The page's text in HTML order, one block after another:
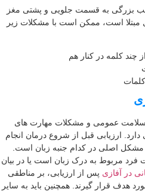
بزرگی به قسمت جلویی و پشتی مغز
است، ممکن است با مشکلات زیر
چند کلمه در کنار هم
عمومی و مشکلات مهارت های
ارزیابی قبل از شروع درمان انجام
اصلی در کدام جنبه زبان است.
مربوط به درک زبان است یا در بیان
در آفازی پس از ارزیابی، بر مناطقی
هدف قرار گیرند. همچنین باید به سایر